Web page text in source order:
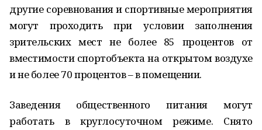
другие соревнования и спортивные мероприятия
могут проходить при условии заполнения
зрительских мест не более 85 процентов от
вместимости спортобъекта на открытом воздухе
и не более 70 процентов – в помещении.
Заведения общественного питания могут
работать в круглосуточном режиме. Снято